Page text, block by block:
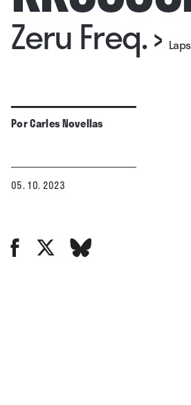
Zeru Freq.›
PorCarles Novellas
05. 10. 2023